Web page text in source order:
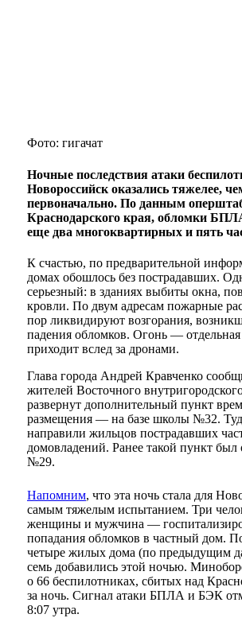
Фото: гигачат
Ночные последствия атаки
Новороссийск оказались тяжелее,
первоначально. По данным
Краснодарского края, обломки
еще два многоквартирных и пять
К счастью, по предварительной
домах обошлось без пострадавших.
серьезный: в зданиях выбиты окна,
кровли. По двум адресам пожарные
пор ликвидируют возгорания,
падения обломков. Огонь — отдельная
приходит вслед за дронами.
Глава города Андрей Кравченко
жителей Восточного
развернут дополнительный пункт
размещения — на базе школы №32.
направили жильцов пострадавших
домовладений. Ранее такой пункт
№29.
Напомним, что эта ночь стала для
самым тяжелым испытанием. Три
женщины и мужчина —
попадания обломков в частный дом.
четыре жилых дома (по предыдущим
семь добавились этой ночью.
о 66 беспилотниках, сбитых над
за ночь. Сигнал атаки БПЛА и БЭК
8:07 утра.